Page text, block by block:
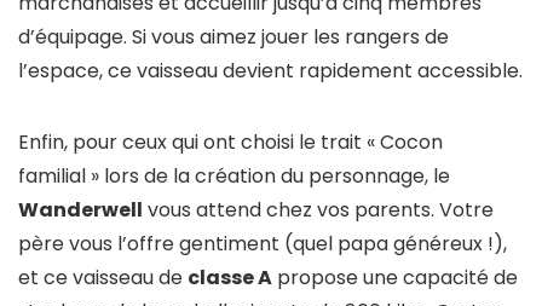
d’équipage. Si vous aimez jouer les rangers de
l’espace, ce vaisseau devient rapidement accessible.
Enfin, pour ceux qui ont choisi le trait « Cocon
familial » lors de la création du personnage, le
Wanderwell vous attend chez vos parents. Votre
père vous l’offre gentiment (quel papa généreux !),
et ce vaisseau de classe A propose une capacité de